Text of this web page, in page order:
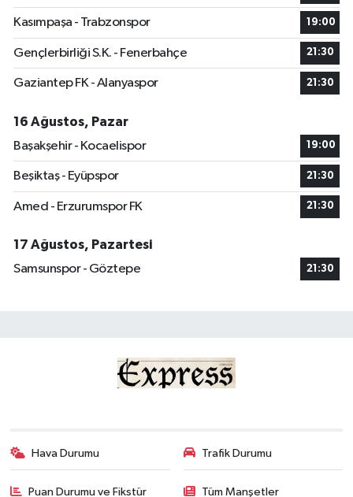
Kasımpaşa - Trabzonspor 19:00
Gençlerbirliği S.K. - Fenerbahçe 21:30
Gaziantep FK - Alanyaspor 21:30
16 Ağustos, Pazar
Başakşehir - Kocaelispor
19:00
Beşiktaş - Eyüpspor 21:30
Amed - Erzurumspor FK 21:30
17 Ağustos, Pazartesi
Samsunspor - Göztepe
21:30
Hava Durumu Trafik Durumu
Puan Durumu ve Fikstür Tüm Manşetler